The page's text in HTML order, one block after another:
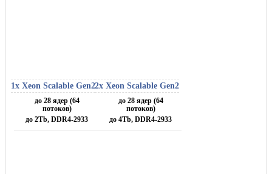
1х Xeon Scalable Gen2
до 28 ядер (64
потоков)
до 2Tb, DDR4-2933
2x Xeon Scalable Gen2
до 28 ядер (64
потоков)
до 4Tb, DDR4-2933